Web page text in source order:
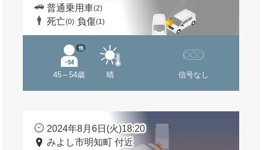
普通乗用車(2)
死亡(0) 負傷(1)
45～54歳
他
晴 信号なし
2024年8月6日(火)18:20
みよし市明知町 付近